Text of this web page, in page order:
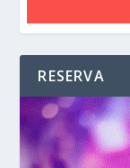
RESERVA